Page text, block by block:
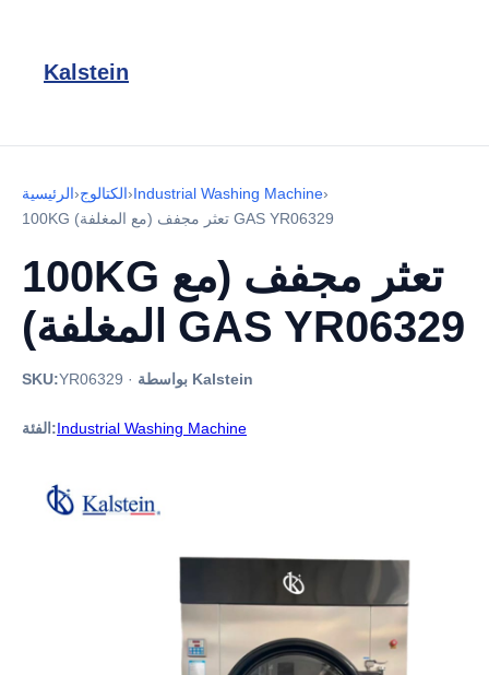
Kalstein
الرئيسية›الكتالوج›Industrial Washing Machine›
100KG تعثر مجفف (مع المغلفة) GAS YR06329
100KG تعثر مجفف (مع
المغلفة) GAS YR06329
SKU:YR06329 · بواسطة Kalstein
الفئة:Industrial Washing Machine